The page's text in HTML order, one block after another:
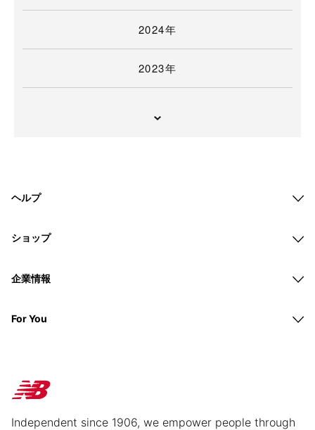
2024年
2023年
ヘルプ
ショップ
企業情報
For You
Independent since 1906, we empower people through